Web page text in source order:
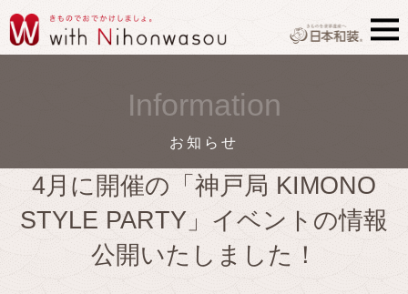
Information
お知らせ
4月に開催の「神戸局 KIMONO
STYLE PARTY」イベントの情報
公開いたしました！